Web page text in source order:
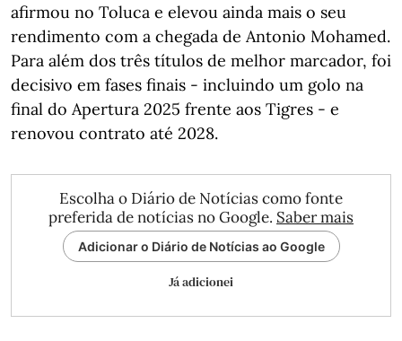
afirmou no Toluca e elevou ainda mais o seu
rendimento com a chegada de Antonio Mohamed.
Para além dos três títulos de melhor marcador, foi
decisivo em fases finais - incluindo um golo na
final do Apertura 2025 frente aos Tigres - e
renovou contrato até 2028.
Escolha o Diário de Notícias como fonte
preferida de notícias no Google. Saber mais
Adicionar o Diário de Notícias ao Google
Já adicionei